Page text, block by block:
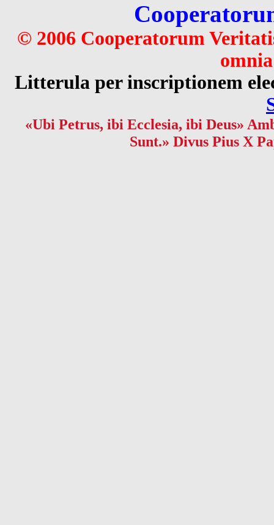
© 2006 Cooperatorum
Litterula per inscriptionem
«Ubi Petrus, ibi Ecclesia, ibi Deus»
Sunt.» Divus Pius X